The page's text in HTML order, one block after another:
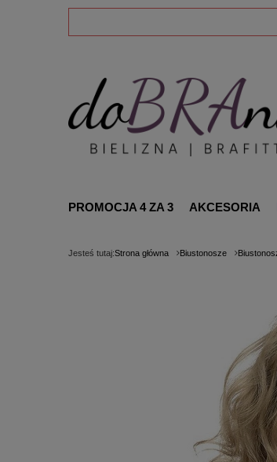
PROMOCJA 4 ZA 3 AKCESORIA
Jesteś tutaj:Strona główna Biustonosze